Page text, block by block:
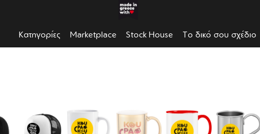
Κατηγορίες Marketplace Stock House Το δικό σου σχέδιο